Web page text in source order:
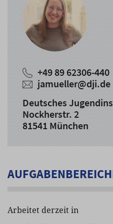
+49 89 62306-440
jamueller@dji.de
Deutsches
Nockherstr. 2
81541 München
Arbeitet derzeit in